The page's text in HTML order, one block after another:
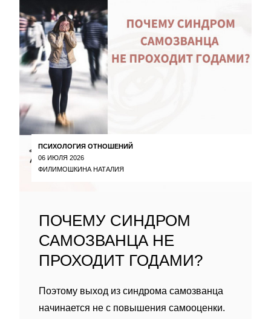
ПСИХОЛОГИЯ ОТНОШЕНИЙ
06 ИЮЛЯ 2026
ФИЛИМОШКИНА НАТАЛИЯ
ПОЧЕМУ СИНДРОМ
САМОЗВАНЦА НЕ
ПРОХОДИТ ГОДАМИ?
Поэтому выход из синдрома самозванца
начинается не с повышения самооценки.